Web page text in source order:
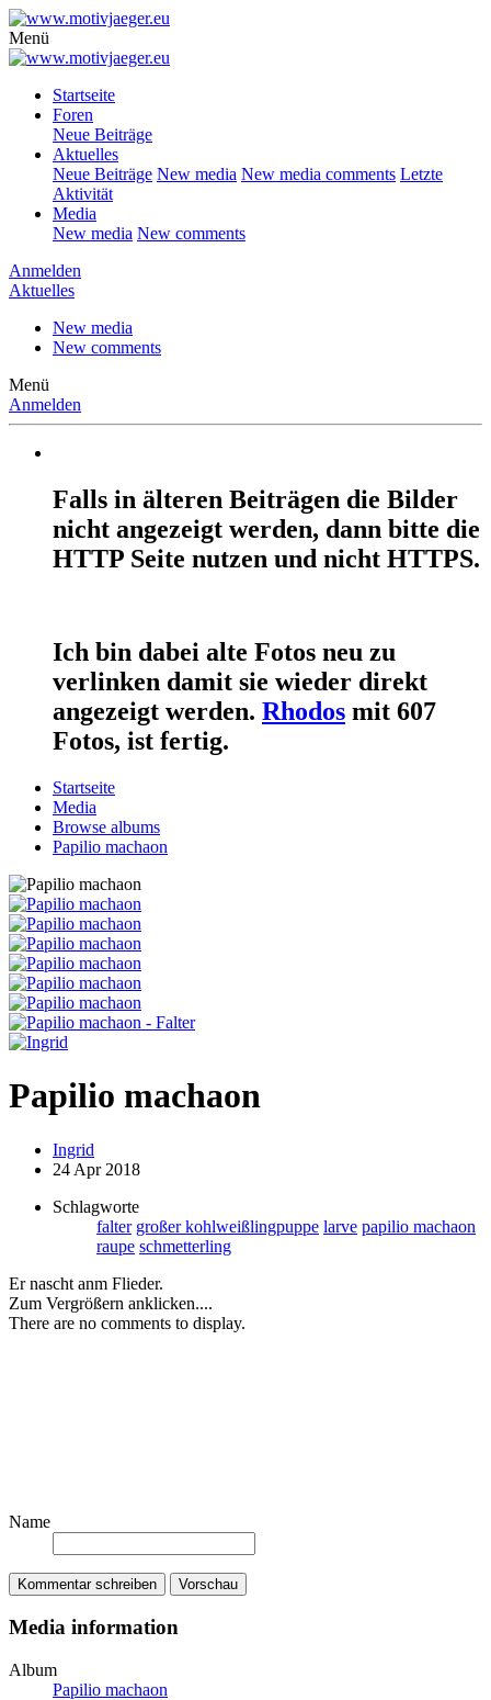
Menü
Startseite
Foren
Neue Beiträge
Aktuelles
Neue Beiträge New media New media comments Letzte
Aktivität
Media
New media New comments
Anmelden
Aktuelles
New media
New comments
Menü
Anmelden
Falls in älteren Beiträgen die Bilder
nicht angezeigt werden, dann bitte die
HTTP Seite nutzen und nicht HTTPS.
Ich bin dabei alte Fotos neu zu
verlinken damit sie wieder direkt
angezeigt werden. Rhodos mit 607
Fotos, ist fertig.
Startseite
Media
Browse albums
Papilio machaon
Papilio machaon
Ingrid
24 Apr 2018
Schlagworte
falter großer kohlweißlingpuppe larve papilio machaon
raupe schmetterling
Er nascht anm Flieder.
Zum Vergrößern anklicken....
There are no comments to display.
Name
Kommentar schreiben Vorschau
Media information
Album
Papilio machaon